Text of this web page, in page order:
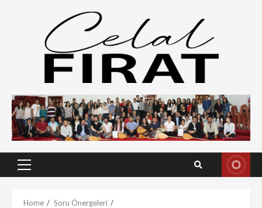
Primary
Home
Soru Önergeleri